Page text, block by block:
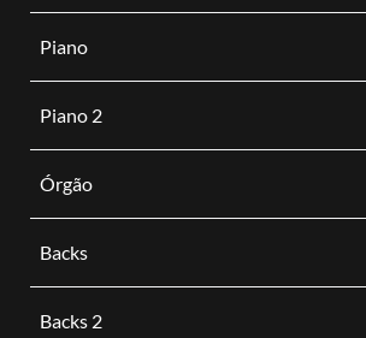
Piano
Piano 2
Órgão
Backs
Backs 2